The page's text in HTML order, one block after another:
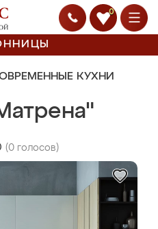
0
КУХНИ
(0 голосов)